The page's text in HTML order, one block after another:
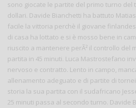
sono giocate le partite del primo turno del
dollari. Davide Bianchetti ha battuto
facile la vittoria perchè il giovane
di casa ha lottato e si è mosso bene in
riuscito a mantenere perÃ² il controllo del
partita in 45 minuti. Luca Mastrostefano
nervoso e contratto. Lento in campo,
allenamento adeguato e di partite di
storia la sua partita con il sudafricano
25 minuti passa al secondo turno. Davide